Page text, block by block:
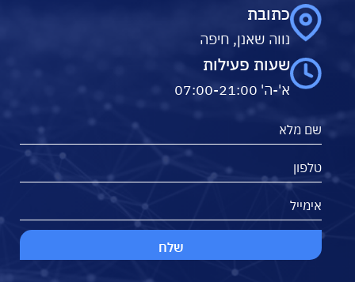
כתובת
נווה שאנן, חיפה
שעות פעילות
א'-ה' 07:00-21:00